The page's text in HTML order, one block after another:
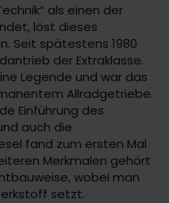
als einen der
löst dieses
Seit spätestens 1980
der Extraklasse.
Legende und war das
Allradgetriebe.
Einführung des
auch die
fand zum ersten Mal
Merkmalen gehört
wobei man
setzt.